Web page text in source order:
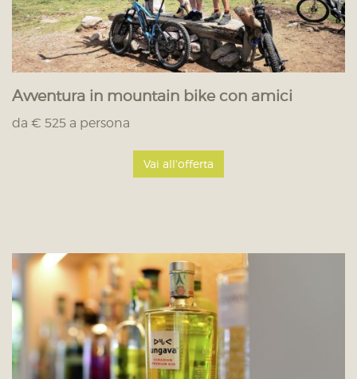
Avventura in mountain bike con amici
da € 525 a persona
Vai all'offerta